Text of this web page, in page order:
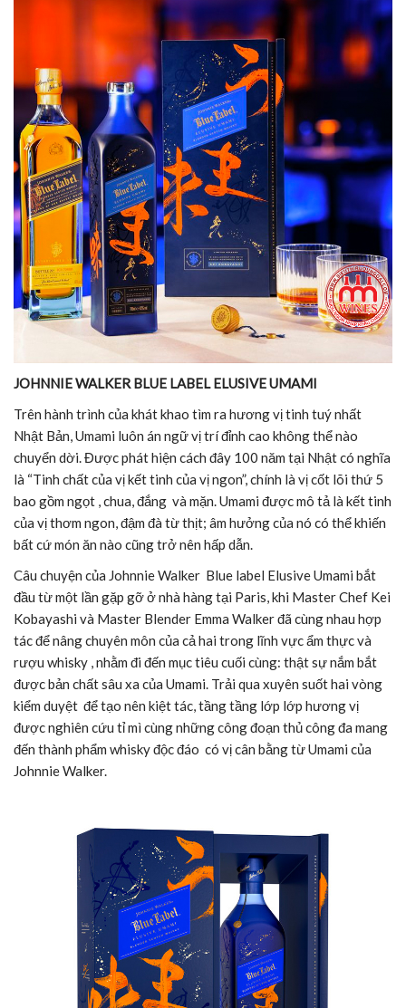
JOHNNIE WALKER BLUE LABEL ELUSIVE UMAMI
Trên hành trình của khát khao tìm ra hương vị tinh tuý nhất
Nhật Bản, Umami luôn án ngữ vị trí đỉnh cao không thể nào
chuyển dời. Được phát hiện cách đây 100 năm tại Nhật có nghĩa
là “Tinh chất của vị kết tinh của vị ngon”, chính là vị cốt lõi thứ 5
bao gồm ngọt , chua, đắng và mặn. Umami được mô tả là kết tinh
của vị thơm ngon, đậm đà từ thịt; âm hưởng của nó có thể khiến
bất cứ món ăn nào cũng trở nên hấp dẫn.
Câu chuyện của Johnnie Walker Blue label Elusive Umami bắt
đầu từ một lần gặp gỡ ở nhà hàng tại Paris, khi Master Chef Kei
Kobayashi và Master Blender Emma Walker đã cùng nhau hợp
tác để nâng chuyên môn của cả hai trong lĩnh vực ẩm thực và
rượu whisky , nhằm đi đến mục tiêu cuối cùng: thật sự nắm bắt
được bản chất sâu xa của Umami. Trải qua xuyên suốt hai vòng
kiểm duyệt để tạo nên kiệt tác, tầng tầng lớp lớp hương vị
được nghiên cứu tỉ mì cùng những công đoạn thủ công đa mang
đến thành phẩm whisky độc đáo có vị cân bằng từ Umami của
Johnnie Walker.